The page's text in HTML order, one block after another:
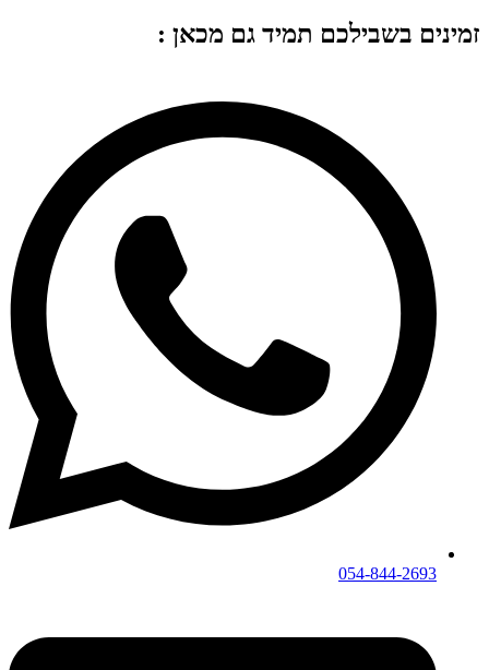
זמינים בשבילכם תמיד גם מכאן :
054-844-2693